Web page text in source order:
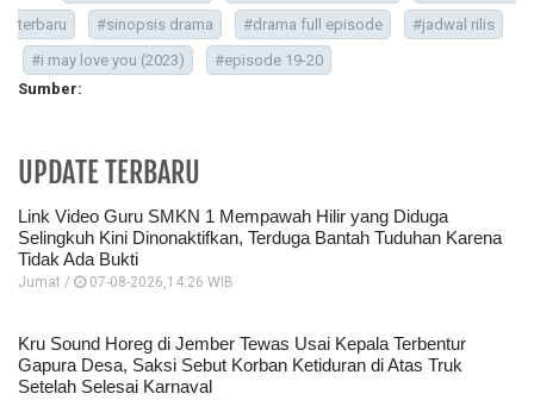
terbaru
#sinopsis drama #drama full episode
#jadwal rilis
#i may love you (2023)
#episode 19-20
Sumber:
UPDATE TERBARU
Link Video Guru SMKN 1 Mempawah Hilir yang Diduga
Selingkuh Kini Dinonaktifkan, Terduga Bantah Tuduhan Karena
Tidak Ada Bukti
Jumat / 07-08-2026,14:26 WIB
Kru Sound Horeg di Jember Tewas Usai Kepala Terbentur
Gapura Desa, Saksi Sebut Korban Ketiduran di Atas Truk
Setelah Selesai Karnaval